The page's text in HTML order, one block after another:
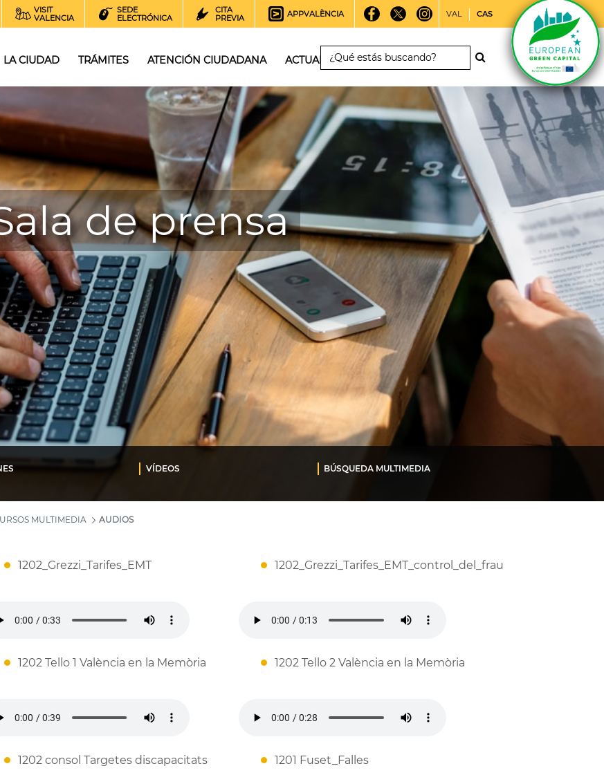
VISIT
VALENCIA
SEDE
ELECTRÓNICA
CITA
PREVIA
APPVALÈNCIA VAL CAS
LA CIUDAD TRÁMITES ATENCIÓN CIUDADANA ACTUALIDAD
de prensa
VÍDEOS BÚSQUEDA MULTIMEDIA
MULTIMEDIA AUDIOS
1202_Grezzi_Tarifes_EMT 1202_Grezzi_Tarifes_EMT_control_del_frau
1202 Tello 1 València en la Memòria 1202 Tello 2 València en la Memòria
1202 consol Targetes discapacitats 1201 Fuset_Falles